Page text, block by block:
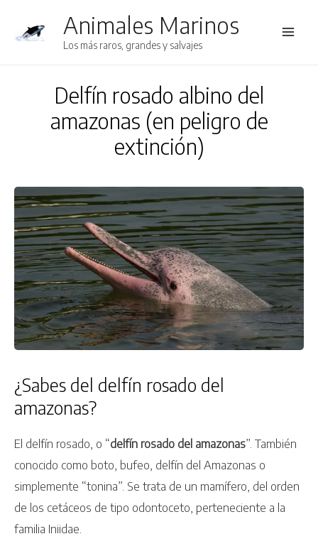
Animales Marinos
Los más raros, grandes y salvajes
Delfín rosado albino del
amazonas (en peligro de
extinción)
¿Sabes del delfín rosado del
amazonas?
El delfín rosado, o “delfín rosado del amazonas”. También
conocido como boto, bufeo, delfín del Amazonas o
simplemente “tonina”. Se trata de un mamífero, del orden
de los cetáceos de tipo odontoceto, perteneciente a la
familia Iniidae.